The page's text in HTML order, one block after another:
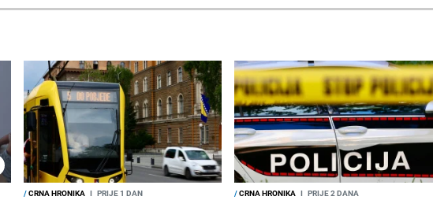
/CRNA HRONIKA I PRIJE 1 DAN /CRNA HRONIKA I PRIJE 2 DANA